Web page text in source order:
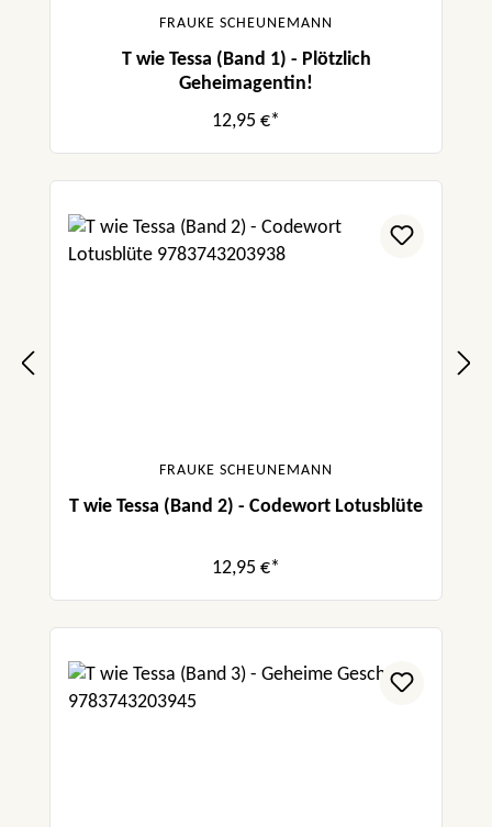
FRAUKE SCHEUNEMANN
T wie Tessa (Band 1) - Plötzlich
Geheimagentin!
12,95 €*
FRAUKE SCHEUNEMANN
T wie Tessa (Band 2) - Codewort Lotusblüte
12,95 €*